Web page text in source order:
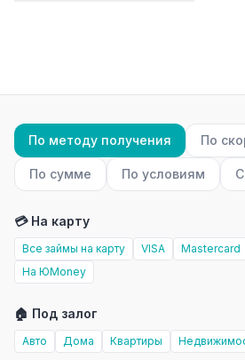
По методу получения По
По сумме По условиям
💳 На карту
Все займы на карту VISA Mastercard
На ЮMoney
🏠 Под залог
Авто Дома Квартиры